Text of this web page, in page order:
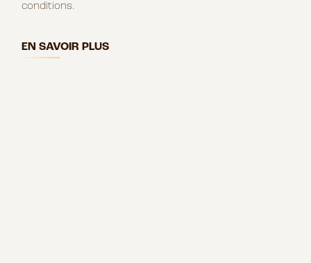
conditions.
EN SAVOIR PLUS